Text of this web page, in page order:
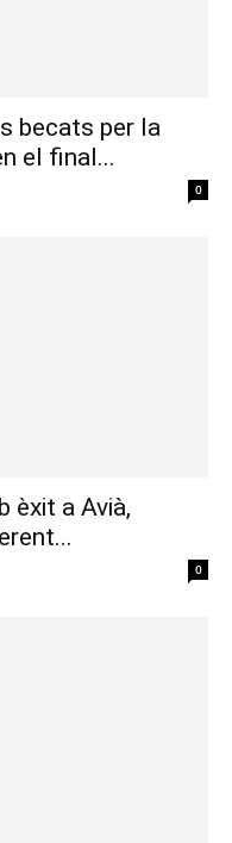
becats per la
el final...
0
èxit a Avià,
0